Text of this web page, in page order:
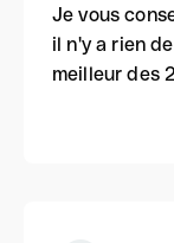
Je vous
il n'y a rien
meilleur des